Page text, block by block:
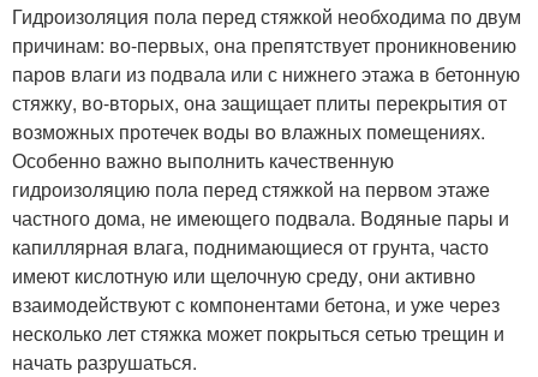
Гидроизоляция пола перед стяжкой необходима по двум
причинам: во-первых, она препятствует проникновению
паров влаги из подвала или с нижнего этажа в бетонную
стяжку, во-вторых, она защищает плиты перекрытия от
возможных протечек воды во влажных помещениях.
Особенно важно выполнить качественную
гидроизоляцию пола перед стяжкой на первом этаже
частного дома, не имеющего подвала. Водяные пары и
капиллярная влага, поднимающиеся от грунта, часто
имеют кислотную или щелочную среду, они активно
взаимодействуют с компонентами бетона, и уже через
несколько лет стяжка может покрыться сетью трещин и
начать разрушаться.